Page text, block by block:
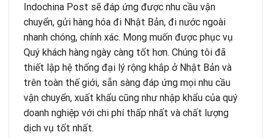
Indochina Post sẽ đáp ứng được nhu cầu vận
chuyển, gửi hàng hóa đi Nhật Bản, đi nước ngoài
nhanh chóng, chính xác. Mong muốn được phục vụ
Quý khách hàng ngày càng tốt hơn. Chúng tôi đã
thiết lập hệ thống đại lý rộng khắp ở Nhật Bản và
trên toàn thế giới, sẵn sàng đáp ứng mọi nhu cầu
vận chuyển, xuất khẩu cũng như nhập khẩu của quý
doanh nghiệp với chi phí thấp nhất và chất lượng
dịch vụ tốt nhất.